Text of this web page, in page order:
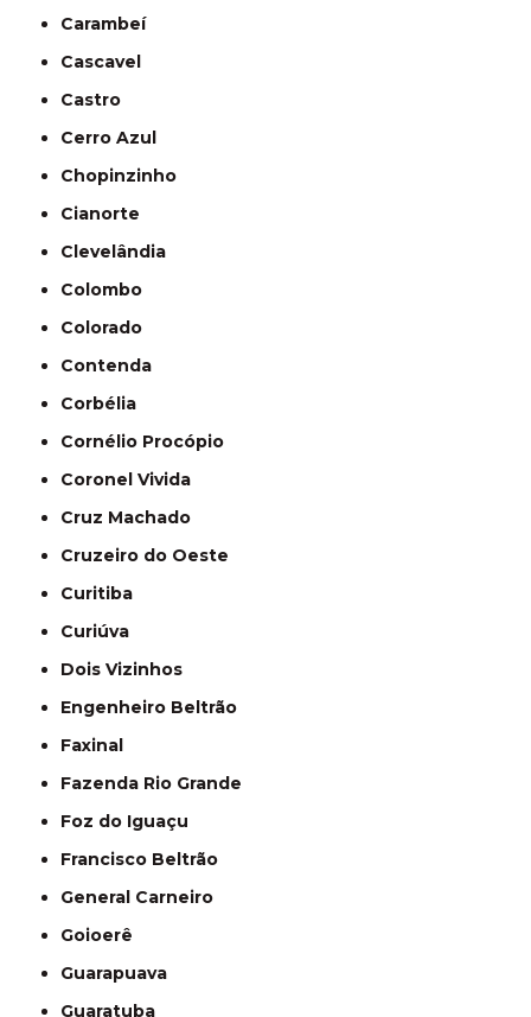
Carambeí
Cascavel
Castro
Cerro Azul
Chopinzinho
Cianorte
Clevelândia
Colombo
Colorado
Contenda
Corbélia
Cornélio Procópio
Coronel Vivida
Cruz Machado
Cruzeiro do Oeste
Curitiba
Curiúva
Dois Vizinhos
Engenheiro Beltrão
Faxinal
Fazenda Rio Grande
Foz do Iguaçu
Francisco Beltrão
General Carneiro
Goioerê
Guarapuava
Guaratuba